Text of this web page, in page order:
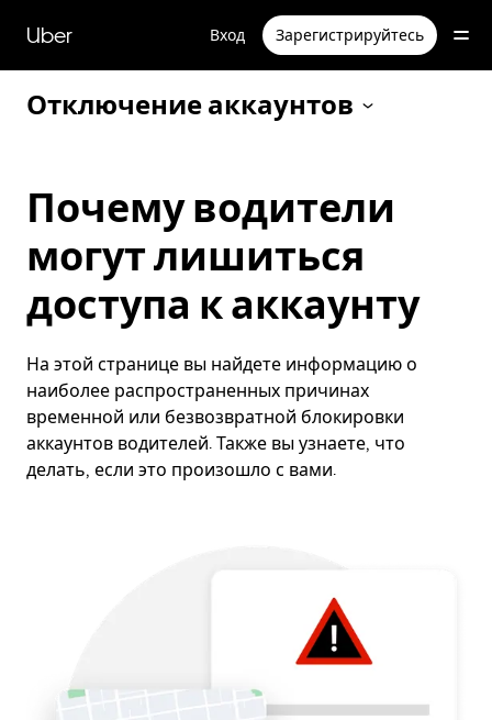
перейти
к
содержимому
Uber Вход Зарегистрируйтесь
Отключение аккаунтов
Почему водители
могут лишиться
доступа к аккаунту
На этой странице вы найдете информацию о
наиболее распространенных причинах
временной или безвозвратной блокировки
аккаунтов водителей. Также вы узнаете, что
делать, если это произошло с вами.